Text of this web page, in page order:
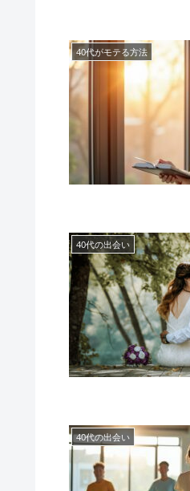
40代がモテる方法
40代の出会い
40代の出会い